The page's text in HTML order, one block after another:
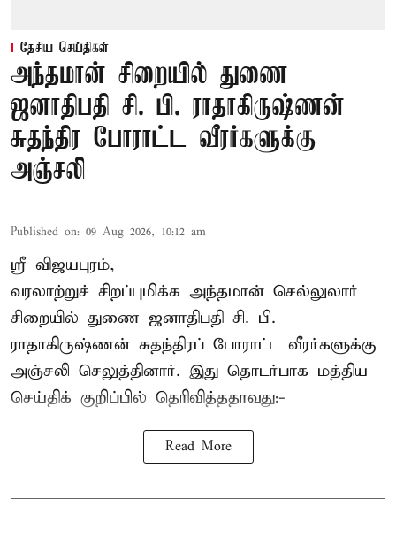
தேசிய செய்திகள்
அந்தமான் சிறையில் துணை
ஜனாதிபதி சி. பி. ராதாகிருஷ்ணன்
சுதந்திர போராட்ட வீரர்களுக்கு
அஞ்சலி
Published on: 09 Aug 2026, 10:12 am
ஸ்ரீ விஜயபுரம்,
வரலாற்றுச் சிறப்புமிக்க அந்தமான் செல்லுலார்
சிறையில் துணை ஜனாதிபதி சி. பி.
ராதாகிருஷ்ணன் சுதந்திரப் போராட்ட வீரர்களுக்கு
அஞ்சலி செலுத்தினார். இது தொடர்பாக மத்திய
செய்திக் குறிப்பில் தெரிவித்ததாவது:-
Read More